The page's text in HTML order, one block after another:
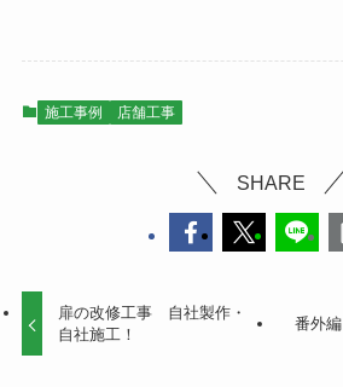
施工事例 店舗工事
SHARE
扉の改修工事 自社製作・
自社施工！
番外